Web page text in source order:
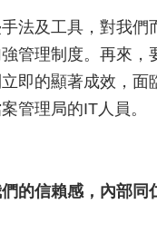
法及工具，對我們
管理制度。再來，
即的顯著成效，面
管理局的IT人員。
的信賴感，內部同